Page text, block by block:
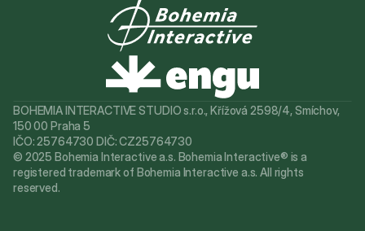
BOHEMIA INTERACTIVE STUDIO s.r.o., Křížová 2598/4, Smíchov,
150 00 Praha 5
IČO: 25764730 DIČ: CZ25764730
© 2025 Bohemia Interactive a.s. Bohemia Interactive® is a
registered trademark of Bohemia Interactive a.s. All rights
reserved.